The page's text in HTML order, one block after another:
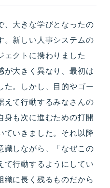
、大きな学びとなったの
。新しい人事システムの
ェクトに携わりました
が大きく異なり、最初は
た。しかし、目的やゴー
えて行動するみなさんの
身も次に進むための打開
ていきました。それ以降
識しながら、「なぜこの
て行動するようにしてい
織に長く残るものだから